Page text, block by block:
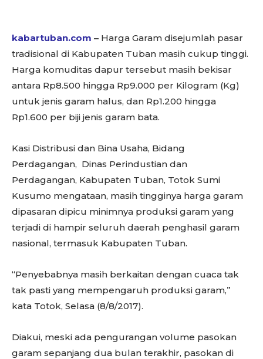
kabartuban.com – Harga Garam disejumlah pasar
tradisional di Kabupaten Tuban masih cukup tinggi.
Harga komuditas dapur tersebut masih bekisar
antara Rp8.500 hingga Rp9.000 per Kilogram (Kg)
untuk jenis garam halus, dan Rp1.200 hingga
Rp1.600 per biji jenis garam bata.
Kasi Distribusi dan Bina Usaha, Bidang
Perdagangan, Dinas Perindustian dan
Perdagangan, Kabupaten Tuban, Totok Sumi
Kusumo mengataan, masih tingginya harga garam
dipasaran dipicu minimnya produksi garam yang
terjadi di hampir seluruh daerah penghasil garam
nasional, termasuk Kabupaten Tuban.
“Penyebabnya masih berkaitan dengan cuaca tak
tak pasti yang mempengaruh produksi garam,”
kata Totok, Selasa (8/8/2017).
Diakui, meski ada pengurangan volume pasokan
garam sepanjang dua bulan terakhir, pasokan di